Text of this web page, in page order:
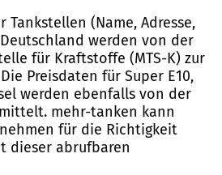
Tankstellen (Name, Adresse,
werden von der
für Kraftstoffe (MTS-K) zur
Preisdaten für Super E10,
werden ebenfalls von der
mehr-tanken kann
für die Richtigkeit
dieser abrufbaren